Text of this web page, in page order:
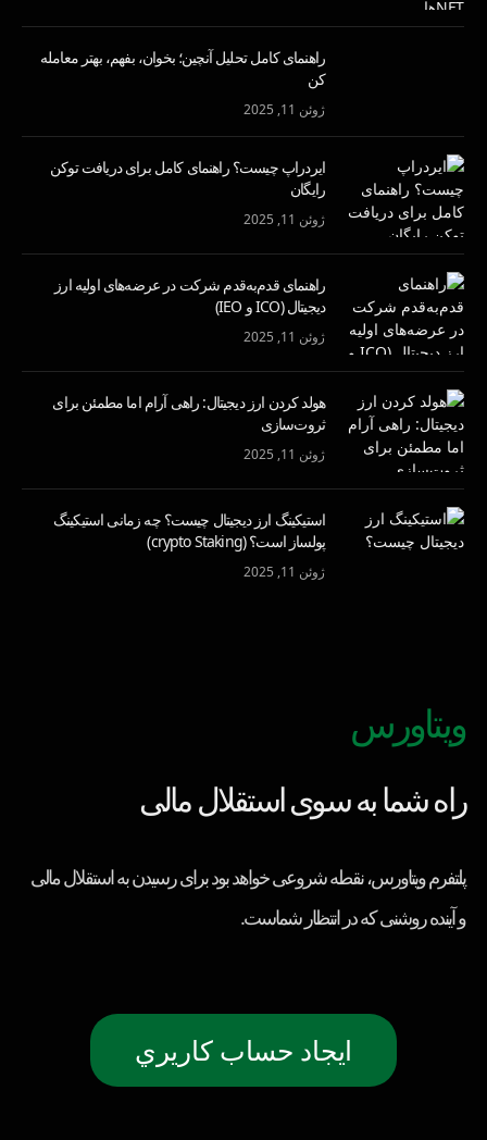
راهنمای کامل تحلیل آنچین؛ بخوان، بفهم، بهتر معامله
کن
ژوئن 11, 2025
ایردراپ چیست؟ راهنمای کامل برای دریافت توکن
رایگان
ژوئن 11, 2025
راهنمای قدم‌به‌قدم شرکت در عرضه‌های اولیه ارز
دیجیتال (ICO و IEO)
ژوئن 11, 2025
هولد کردن ارز دیجیتال: راهی آرام اما مطمئن برای
ثروت‌سازی
ژوئن 11, 2025
استیکینگ ارز دیجیتال چیست؟ چه زمانی استیکینگ
پولساز است؟ (crypto Staking)
ژوئن 11, 2025
ویتاورس
راه شما به سوی استقلال مالی
پلتفرم ویتاورس، نقطه شروعی خواهد بود برای رسیدن به استقلال مالی
و آینده روشنی که در انتظار شماست.
ايجاد حساب كاريري